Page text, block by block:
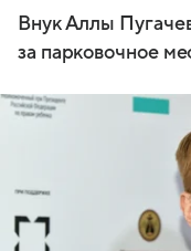
Внук Аллы
за парковочное